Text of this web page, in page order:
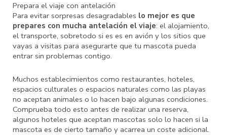
Prepara el viaje con antelación
Para evitar sorpresas desagradables lo mejor es que
prepares con mucha antelación el viaje: el alojamiento,
el transporte, sobretodo si es es en avión y los sitios que
vayas a visitas para asegurarte que tu mascota pueda
entrar sin problemas contigo.
Muchos establecimientos como restaurantes, hoteles,
espacios culturales o espacios naturales como las playas
no aceptan animales o lo hacen bajo algunas condiciones.
Comprueba todo esto antes de realizar una reserva,
algunos hoteles que aceptan mascotas solo lo hacen si la
mascota es de cierto tamaño y acarrea un coste adicional.